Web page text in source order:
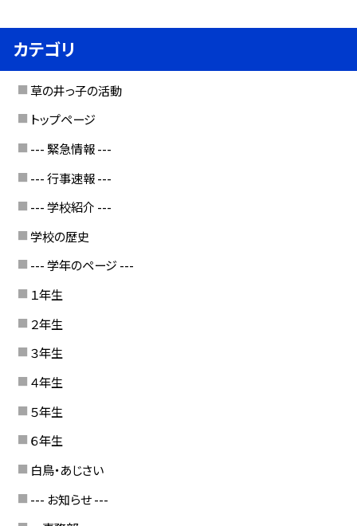
カテゴリ
草の井っ子の活動
トップページ
--- 緊急情報 ---
--- 行事速報 ---
--- 学校紹介 ---
学校の歴史
--- 学年のページ ---
１年生
２年生
３年生
４年生
５年生
６年生
白鳥・あじさい
--- お知らせ ---